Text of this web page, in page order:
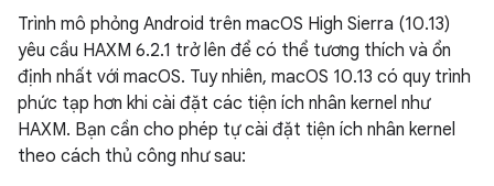
Trình mô phỏng Android trên macOS High Sierra (10.13)
yêu cầu HAXM 6.2.1 trở lên để có thể tương thích và ổn
định nhất với macOS. Tuy nhiên, macOS 10.13 có quy trình
phức tạp hơn khi cài đặt các tiện ích nhân kernel như
HAXM. Bạn cần cho phép tự cài đặt tiện ích nhân kernel
theo cách thủ công như sau: